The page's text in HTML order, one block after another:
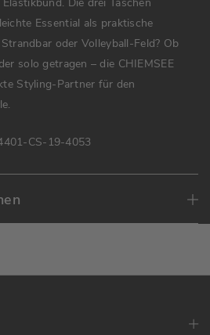
Die drei Taschen
Essential als praktische
oder Volleyball-Feld? Ob
solo getragen – die CHIEMSEE
Styling-Partner für den
CS-19-4053